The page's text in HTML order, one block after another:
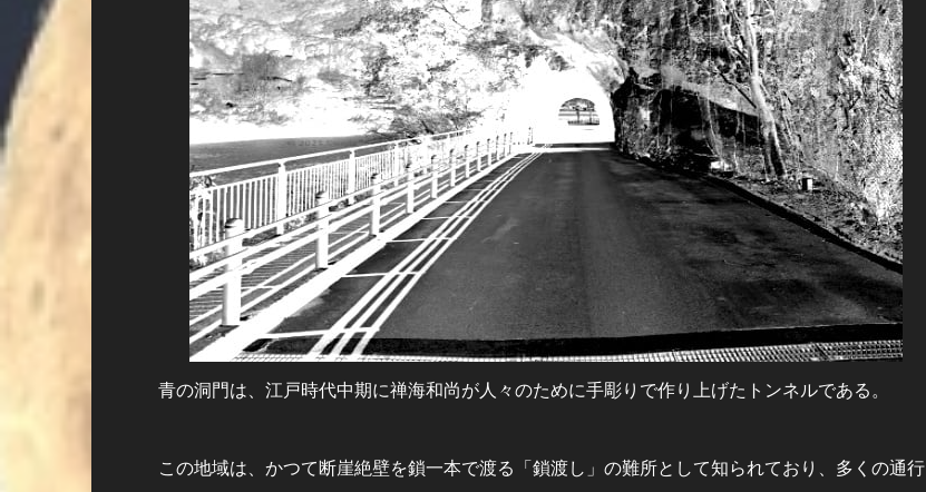
青の洞門は、江戸時代中期に禅海和尚が人々のために手彫りで作り上げたトンネルである。
この地域は、かつて断崖絶壁を鎖一本で渡る「鎖渡し」の難所として知られており、多くの通行